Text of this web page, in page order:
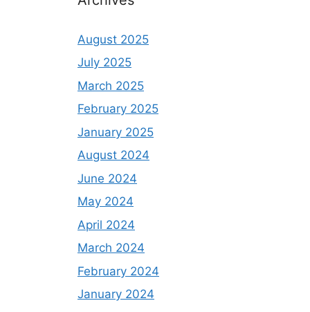
August 2025
July 2025
March 2025
February 2025
January 2025
August 2024
June 2024
May 2024
April 2024
March 2024
February 2024
January 2024